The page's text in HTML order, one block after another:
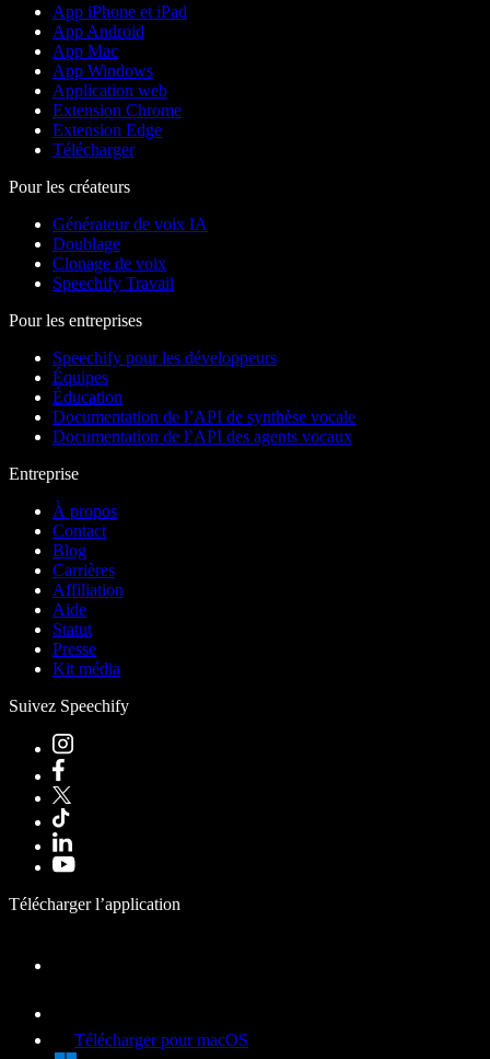
App iPhone et iPad
App Android
App Mac
App Windows
Application web
Extension Chrome
Extension Edge
Télécharger
Pour les créateurs
Générateur de voix IA
Doublage
Clonage de voix
Speechify Travail
Pour les entreprises
Speechify pour les développeurs
Équipes
Éducation
Documentation de l’API de synthèse vocale
Documentation de l’API des agents vocaux
Entreprise
À propos
Contact
Blog
Carrières
Affiliation
Aide
Statut
Presse
Kit média
Suivez Speechify
Télécharger l’application
Télécharger pour macOS